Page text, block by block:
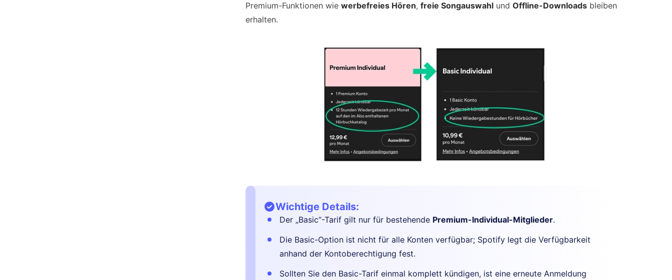
Premium-Funktionen wie werbefreies Hören, freie Songauswahl und Offline-Downloads bleiben
erhalten.
Wichtige Details:
Der „Basic“-Tarif gilt nur für bestehende Premium-Individual-Mitglieder.
Die Basic-Option ist nicht für alle Konten verfügbar; Spotify legt die Verfügbarkeit
anhand der Kontoberechtigung fest.
Sollten Sie den Basic-Tarif einmal komplett kündigen, ist eine erneute Anmeldung